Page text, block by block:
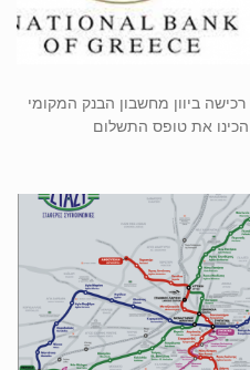
ביוון מחשבון הבנק המקומי